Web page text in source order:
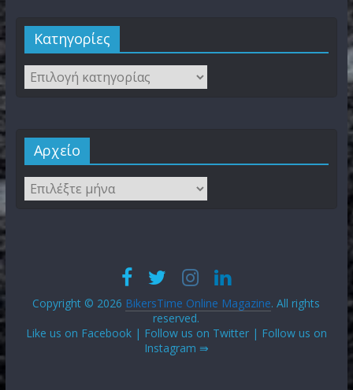
Kατηγορίες
Αρχείο
Copyright © 2026 BikersTime Online Magazine. All rights
reserved.
Like us on Facebook | Follow us on Twitter | Follow us on
Instagram ⇛